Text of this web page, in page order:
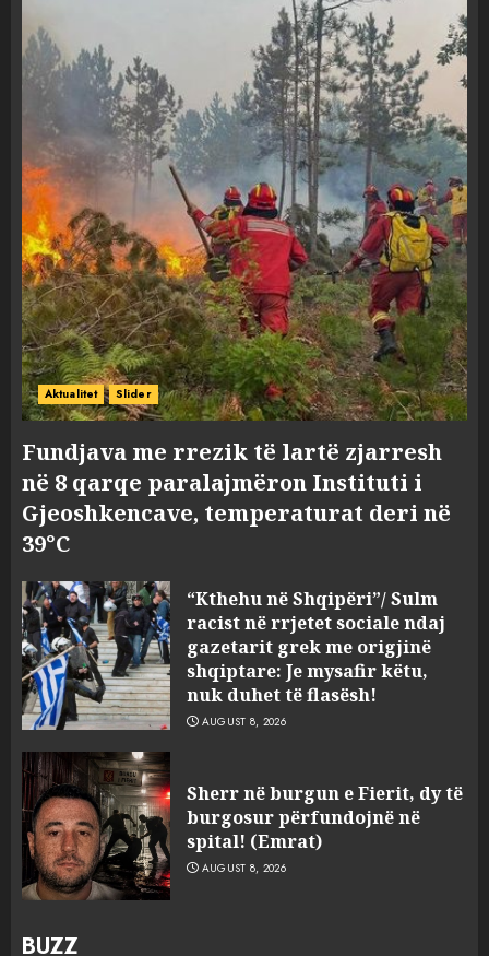
Aktualitet Slider
Fundjava me rrezik të lartë zjarresh
në 8 qarqe paralajmëron Instituti i
Gjeoshkencave, temperaturat deri në
39°C
“Kthehu në Shqipëri”/ Sulm
racist në rrjetet sociale ndaj
gazetarit grek me origjinë
shqiptare: Je mysafir këtu,
nuk duhet të flasësh!
AUGUST 8, 2026
Sherr në burgun e Fierit, dy të
burgosur përfundojnë në
spital! (Emrat)
AUGUST 8, 2026
BUZZ